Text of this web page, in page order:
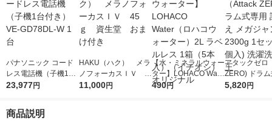
パナソニック コード
レス電話機（子機1台
付き） VE-GD78DL-
23,977円
HAKU（ハク） メラ
ノフォーカスＩＶ 4
5ｇ 資生堂 おまけ
11,000円
【水・ミネラルウォー
ター】LOHACO Wate
r（ロハコウォータ
490円
アタックゼロ
ZERO) ドラ
詰め替え メガ
5,820円
商品説明